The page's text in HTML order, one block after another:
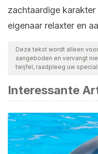
zachtaardige
eigenaar relaxter en
Deze tekst wordt alleen
aangeboden en vervangt
twijfel, raadpleeg uw
Interessante